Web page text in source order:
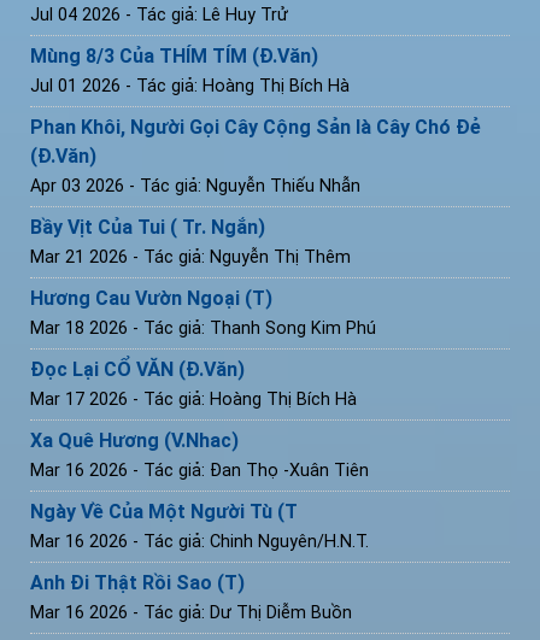
Jul 04 2026 - Tác giả: Lê Huy Trử
Mùng 8/3 Của THÍM TÍM (Đ.Văn)
Jul 01 2026 - Tác giả: Hoàng Thị Bích Hà
Phan Khôi, Người Gọi Cây Cộng Sản là Cây Chó Đẻ
(Đ.Văn)
Apr 03 2026 - Tác giả: Nguyễn Thiếu Nhẫn
Bầy Vịt Của Tui ( Tr. Ngắn)
Mar 21 2026 - Tác giả: Nguyễn Thị Thêm
Hương Cau Vườn Ngoại (T)
Mar 18 2026 - Tác giả: Thanh Song Kim Phú
Đọc Lại CỔ VĂN (Đ.Văn)
Mar 17 2026 - Tác giả: Hoàng Thị Bích Hà
Xa Quê Hương (V.Nhac)
Mar 16 2026 - Tác giả: Đan Thọ -Xuân Tiên
Ngày Về Của Một Người Tù (T
Mar 16 2026 - Tác giả: Chinh Nguyên/H.N.T.
Anh Đi Thật Rồi Sao (T)
Mar 16 2026 - Tác giả: Dư Thị Diễm Buồn